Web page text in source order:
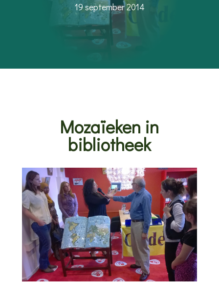
19 september 2014
Mozaïeken in
bibliotheek